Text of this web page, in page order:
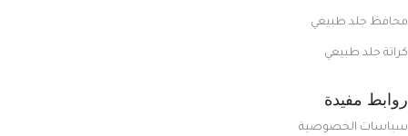
محافظ جلد طبيعي
كراتة جلد طبيعي
روابط مفيدة
سياسات الخصوصية